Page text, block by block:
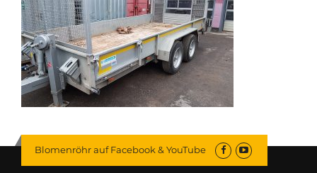
Blomenröhr auf Facebook & YouTube